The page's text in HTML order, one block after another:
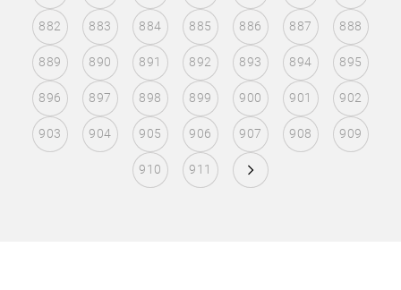
882 883 884 885 886 887 888
889 890 891 892 893 894 895
896 897 898 899 900 901 902
903 904 905 906 907 908 909
910 911